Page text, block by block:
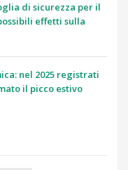
di sicurezza per il
effetti sulla
nel 2025 registrati
il picco estivo